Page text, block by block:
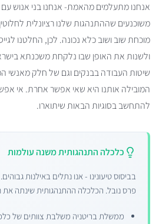
אנחנו מתעלמים מהאמת- אנחנו בני אנוש עם
משוכנעים שההתנהגות שלנו רציונלית
מוכחת שוב ושוב כלא נכונה. לכן, החלטנו
ולשנות את האופן שבו נלקחת משכנתא
שיטות העבודה בבנקים וגם של חלק מאנשי
המובילה אותנו היא שאי אפשר אחרת. אי
להתחשב בסוגיות הבאות שיתוארו.
כלכלה התנהגותית משנה עולמות
בביסוס טיעונינו - אנו נתלים באילנות
פרס נובל. הכלכלה ההתנהגותית שינתה את
ממשלת בריטניה משלבת צוותים של